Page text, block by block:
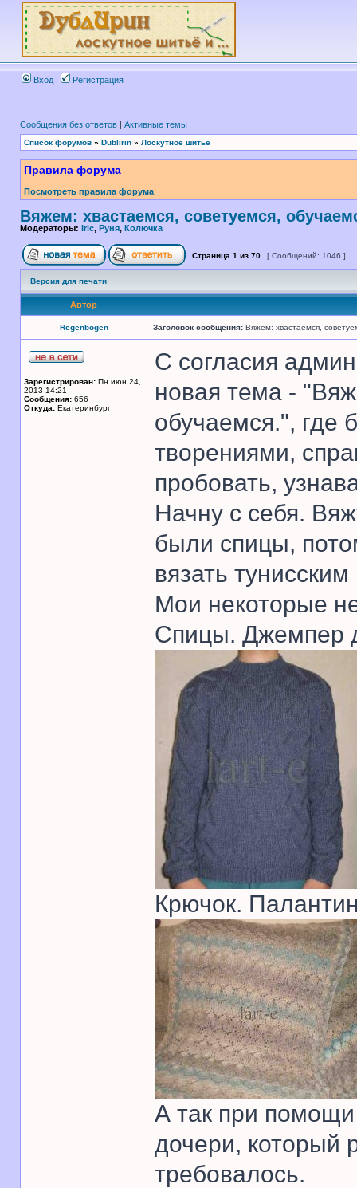
Вход Регистрация
Сообщения без ответов | Активные темы
Список форумов » Dublirin » Лоскутное шитье
Правила форума
Посмотреть правила форума
Вяжем: хвастаемся, советуемся,
Модераторы: Iric, Руня, Колючка
Страница 1 из 70 [ Сообщений: 1046 ]
Версия для печати
Автор
Regenbogen Заголовок сообщения: Вяжем: хвастаемся,
Зарегистрирован: Пн июн 24,
2013 14:21
Сообщения: 656
Откуда: Екатеринбург
С согласия
новая тема -
обучаемся.", где
творениями,
пробовать,
Начну с себя.
были спицы,
вязать
Мои некоторые
Спицы. Джемпер
Крючок.
А так при
дочери, который
требовалось.